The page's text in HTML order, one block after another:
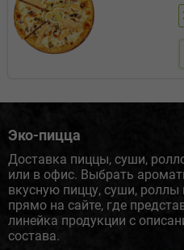
Эко-пицца
Доставка пиццы, суши,
или в офис. Выбрать
вкусную пиццу, суши,
прямо на сайте, где
линейка продукции с
состава.